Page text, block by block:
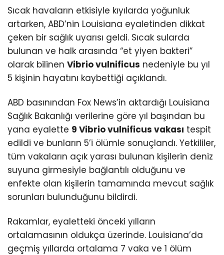
Sıcak havaların etkisiyle kıyılarda yoğunluk
artarken, ABD’nin Louisiana eyaletinden dikkat
çeken bir sağlık uyarısı geldi. Sıcak sularda
bulunan ve halk arasında “et yiyen bakteri”
olarak bilinen Vibrio vulnificus nedeniyle bu yıl
5 kişinin hayatını kaybettiği açıklandı.
ABD basınından Fox News’in aktardığı Louisiana
Sağlık Bakanlığı verilerine göre yıl başından bu
yana eyalette 9 Vibrio vulnificus vakası tespit
edildi ve bunların 5’i ölümle sonuçlandı. Yetkililer,
tüm vakaların açık yarası bulunan kişilerin deniz
suyuna girmesiyle bağlantılı olduğunu ve
enfekte olan kişilerin tamamında mevcut sağlık
sorunları bulunduğunu bildirdi.
Rakamlar, eyaletteki önceki yılların
ortalamasının oldukça üzerinde. Louisiana’da
geçmiş yıllarda ortalama 7 vaka ve 1 ölüm